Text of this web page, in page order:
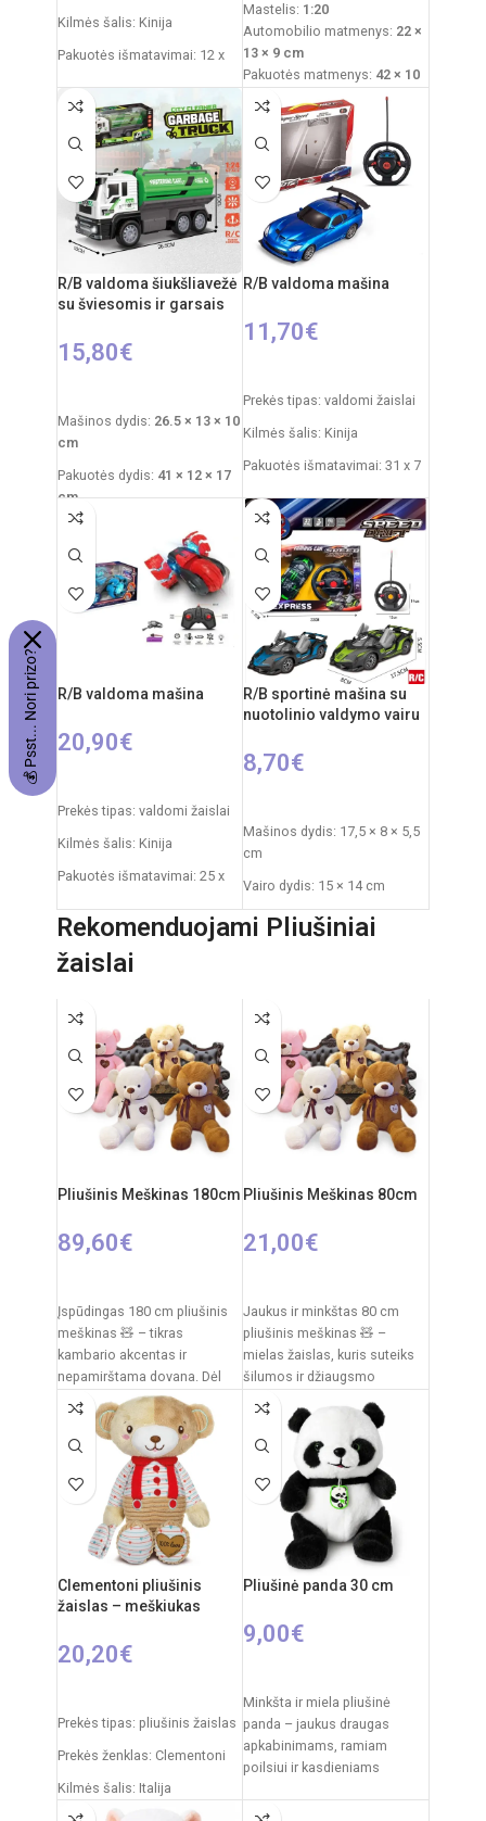
Kilmės šalis: Kinija
Pakuotės išmatavimai: 12 x
Dinozauro išmatavimai: 29,5x
x 52 cm
Žaislo sudėtis: plastikas,
guma
Rekomenduojamas amžius:
nuo 3 metų
Elementai: 3 x AA
(nepridedamos)
Mastelis: 1:20
Automobilio matmenys: 22 ×
13 × 9 cm
Pakuotės matmenys: 42 × 10
× 32 cm
Maitinimas (automobilis):
V įkraunamas akumuliatorius
Maitinimas (pultelis):2 × AA
(nepridedamos)
1,2 kg
Rekomenduojamas amžius:
nuo 6 metų
R/B valdoma šiukšliavežė
su šviesomis ir garsais
15,80€
Mašinos dydis: 26.5 × 13 × 10
cm
Pakuotės dydis: 41 × 12 × 17
cm
Rekomenduojamas amžius:
nuo 3 metų
Reikalingi elementai:4×AA
mašinai+2×AA pultui
R/B valdoma mašina
11,70€
Prekės tipas: valdomi žaislai
Kilmės šalis: Kinija
Pakuotės išmatavimai: 31 x 7
Automobilio išmatavimai: 20
x 9 cm
Rekomenduojamas amžius:
nuo 3 metų
Reiklaingi elementai: 2xAA
pulteliui + 4xAA mašinai
R/B valdoma mašina
20,90€
Prekės tipas: valdomi žaislai
Kilmės šalis: Kinija
Pakuotės išmatavimai: 25 x
Dažnis: 2,4 GHz
Nuotolinio valdymo pultas:
RC automobilio
akumuliatorius: 3,7V
Rekomenduojamas amžius:
nuo 6 metų
R/B sportinė mašina su
nuotolinio valdymo vairu
8,70€
Mašinos dydis: 17,5 × 8 × 5,5
cm
Vairo dydis: 15 × 14 cm
Pakuotės dydis: 33 × 5,5 ×
23,5 cm
(nepridedami)
Amžius: nuo 3 metų
Rekomenduojami Pliušiniai
žaislai
Pliušinis Meškinas 180cm
89,60€
Įspūdingas 180 cm pliušinis
meškinas 🧸 – tikras
kambario akcentas ir
nepamirštama dovana. Dėl
savo dydžio jis tampa ne tik
Pliušinis Meškinas 80cm
21,00€
Jaukus ir minkštas 80 cm
pliušinis meškinas 🧸 –
mielas žaislas, kuris suteiks
šilumos ir džiaugsmo
kiekvienam vaikui. Švelnus
pliušas,
Clementoni pliušinis
žaislas – meškiukas
20,20€
Prekės tipas: pliušinis žaislas
Prekės ženklas: Clementoni
Kilmės šalis: Italija
Pliušinė panda 30 cm
9,00€
Minkšta ir miela pliušinė
panda – jaukus draugas
apkabinimams, ramiam
poilsiui ir kasdieniams
baltas pandos dizainas,
💰 Psst... Nori prizo?